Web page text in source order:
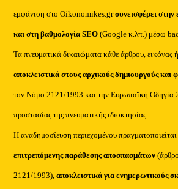
εμφάνιση στο Oikonomikes.grσυνεισφέρει στην
και στη βαθμολογία SEO (Google κ.λπ.) μέσω
Τα πνευματικά δικαιώματα κάθε άρθρου, εικόνας
αποκλειστικά στους αρχικούς δημιουργούς και
τον Νόμο 2121/1993 και την Ευρωπαϊκή Οδηγία
προστασίας της πνευματικής ιδιοκτησίας.
Η αναδημοσίευση περιεχομένου
επιτρεπόμενης παράθεσης αποσπασμάτων
2121/1993), αποκλειστικά για ενημερωτικούς